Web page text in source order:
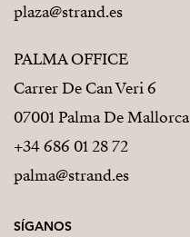
plaza@strand.es
PALMA OFFICE
Carrer De Can Veri 6
07001 Palma De Mallorca
+34 686 01 28 72
palma@strand.es
SÍGANOS